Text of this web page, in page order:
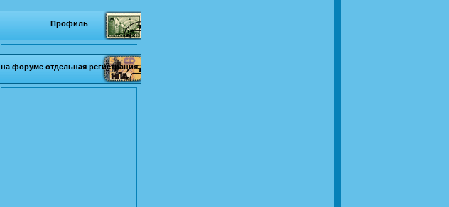
Профиль
на форуме отдельная регистрация